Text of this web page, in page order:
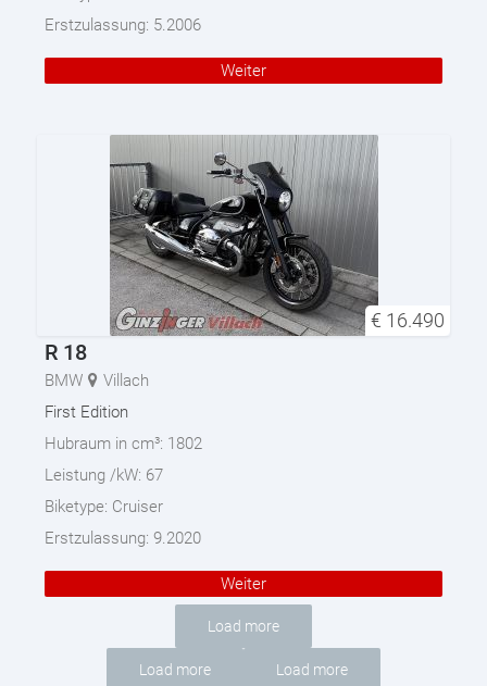
Erstzulassung: 5.2006
Weiter
€ 16.490
R 18
BMW
Villach
First Edition
Hubraum in cm³: 1802
Leistung /kW: 67
Biketype: Cruiser
Erstzulassung: 9.2020
Weiter
Load more
Load more Load more